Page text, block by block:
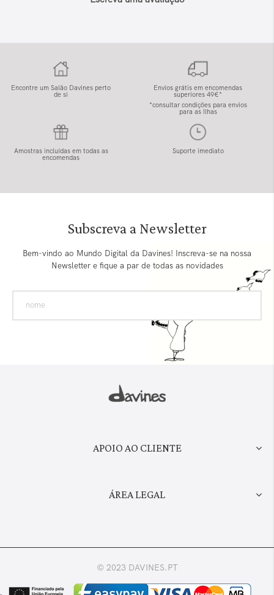
Encontre um Salão Davines perto
de si
Envios grátis em encomendas
superiores 49€*
*consultar condições para envios
para as Ilhas
Amostras incluídas em todas as
encomendas
Suporte imediato
Subscreva a Newsletter
Bem-vindo ao Mundo Digital da Davines! Inscreva-se na nossa
Newsletter e fique a par de todas as novidades
APOIO AO CLIENTE
ÁREA LEGAL
© 2023 DAVINES.PT